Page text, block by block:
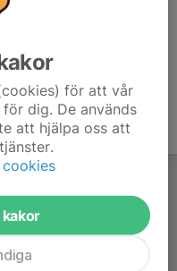
för att vår
dig. De används
att hjälpa oss att
cookies
kakor